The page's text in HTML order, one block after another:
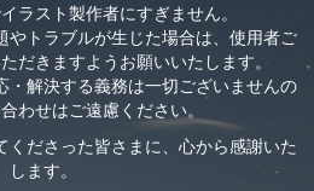
ラスト製作者にすぎません。
やトラブルが生じた場合は、使用者ご
だきますようお願いいたします。
・解決する義務は一切ございませんの
わせはご遠慮ください。
くださった皆さまに、心から感謝いた
します。